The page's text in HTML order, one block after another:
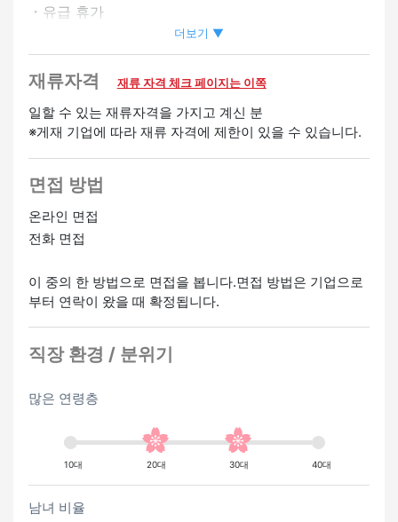
・유급 휴가
환영
경험자 우대 여성 활약중
더보기 ▼
재류자격 재류 자격 체크 페이지는 이쪽
일할 수 있는 재류자격을 가지고 계신 분
※게재 기업에 따라 재류 자격에 제한이 있을 수 있습니다.
면접 방법
온라인 면접
전화 면접
이 중의 한 방법으로 면접을 봅니다.면접 방법은 기업으로
부터 연락이 왔을 때 확정됩니다.
직장 환경 / 분위기
많은 연령층
10대 20대 30대 40대
남녀 비율